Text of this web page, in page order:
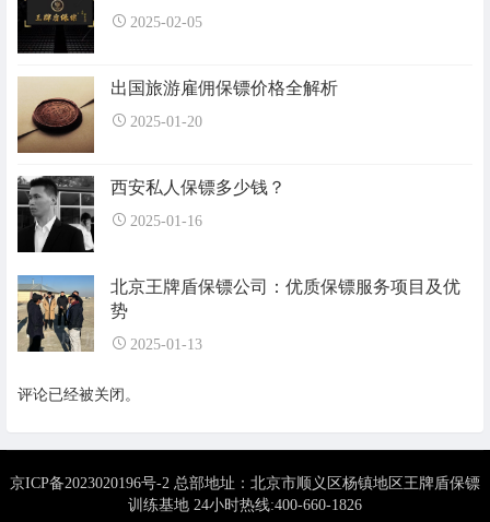
2025-02-05
出国旅游雇佣保镖价格全解析
2025-01-20
西安私人保镖多少钱？
2025-01-16
北京王牌盾保镖公司：优质保镖服务项目及优
势
2025-01-13
评论已经被关闭。
京ICP备2023020196号-2 总部地址：北京市顺义区杨镇地区王牌盾保镖
训练基地 24小时热线:400-660-1826